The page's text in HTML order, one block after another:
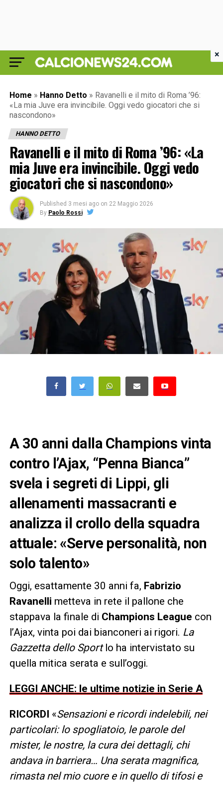
Home » Hanno Detto » Ravanelli e il mito di Roma ’96:
«La mia Juve era invincibile. Oggi vedo giocatori che si
nascondono»
HANNO DETTO
Ravanelli e il mito di Roma ’96: «La
mia Juve era invincibile. Oggi vedo
giocatori che si nascondono»
Published 3 mesi ago on 22 Maggio 2026
By Paolo Rossi
A 30 anni dalla Champions vinta
contro l’Ajax, “Penna Bianca”
svela i segreti di Lippi, gli
allenamenti massacranti e
analizza il crollo della squadra
attuale: «Serve personalità, non
solo talento»
Oggi, esattamente 30 anni fa, Fabrizio
Ravanelli metteva in rete il pallone che
stappava la finale di Champions League con
l’Ajax, vinta poi dai bianconeri ai rigori. La
Gazzetta dello Sport lo ha intervistato su
quella mitica serata e sull’oggi.
LEGGI ANCHE: le ultime notizie in Serie A
RICORDI «Sensazioni e ricordi indelebili, nei
particolari: lo spogliatoio, le parole del
mister, le nostre, la cura dei dettagli, chi
andava in barriera… Una serata magnifica,
rimasta nel mio cuore e in quello di tifosi e
×